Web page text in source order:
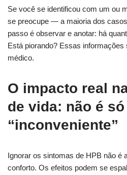
Se você se identificou com um ou
se preocupe — a maioria dos
passo é observar e anotar: há
Está piorando? Essas informações
médico.
O impacto real
de vida: não é só
“inconveniente”
Ignorar os sintomas de HPB não é
conforto. Os efeitos podem se